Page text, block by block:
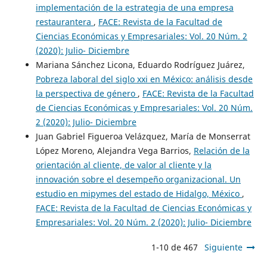
implementación de la estrategia de una empresa
restaurantera , FACE: Revista de la Facultad de
Ciencias Económicas y Empresariales: Vol. 20 Núm. 2
(2020): Julio- Diciembre
Mariana Sánchez Licona, Eduardo Rodríguez Juárez,
Pobreza laboral del siglo xxi en México: análisis desde
la perspectiva de género , FACE: Revista de la Facultad
de Ciencias Económicas y Empresariales: Vol. 20 Núm.
2 (2020): Julio- Diciembre
Juan Gabriel Figueroa Velázquez, María de Monserrat
López Moreno, Alejandra Vega Barrios, Relación de la
orientación al cliente, de valor al cliente y la
innovación sobre el desempeño organizacional. Un
estudio en mipymes del estado de Hidalgo, México ,
FACE: Revista de la Facultad de Ciencias Económicas y
Empresariales: Vol. 20 Núm. 2 (2020): Julio- Diciembre
1-10 de 467 Siguiente